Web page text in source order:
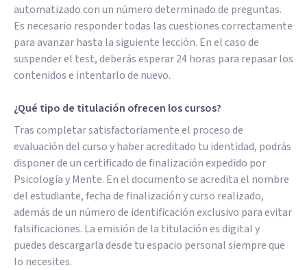
automatizado con un número determinado de preguntas.
Es necesario responder todas las cuestiones correctamente
para avanzar hasta la siguiente lección. En el caso de
suspender el test, deberás esperar 24 horas para repasar los
contenidos e intentarlo de nuevo.
¿Qué tipo de titulación ofrecen los cursos?
Tras completar satisfactoriamente el proceso de
evaluación del curso y haber acreditado tu identidad, podrás
disponer de un certificado de finalización expedido por
Psicología y Mente. En el documento se acredita el nombre
del estudiante, fecha de finalización y curso realizado,
además de un número de identificación exclusivo para evitar
falsificaciones. La emisión de la titulación es digital y
puedes descargarla desde tu espacio personal siempre que
lo necesites.